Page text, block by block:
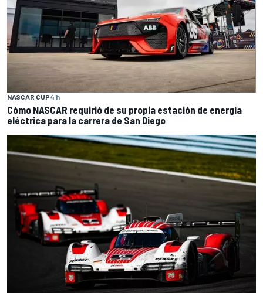
NASCAR CUP4 h
Cómo NASCAR requirió de su propia estación de energía
eléctrica para la carrera de San Diego